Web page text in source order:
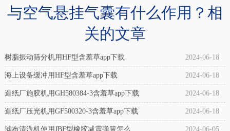
囊
(冲
床
专
用)
式
橡
胶
草
app
下
与空气悬挂气囊有什么作用？相
关的文章
树脂振动筛分机用HF型含羞草app下载 2024-06-18
海上设备缓冲用HF型含羞草app下载 2024-06-18
造纸厂施胶机用GH580384-3含羞草app下载 2024-06-18
造纸厂压光机用GF500320-3含羞草app下载 2024-06-18
滤布清洗机使用JBF型橡胶减震弹簧怎么 2024-06-05